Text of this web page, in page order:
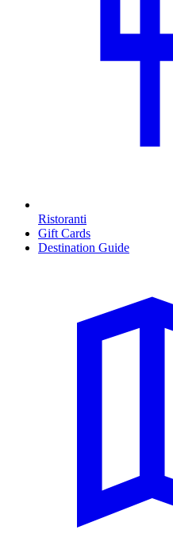
Ristoranti
Gift Cards
Destination Guide